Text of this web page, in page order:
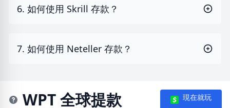
6. 如何使用 Skrill 存款？
7. 如何使用 Neteller 存款？
WPT 全球提款 現在就玩